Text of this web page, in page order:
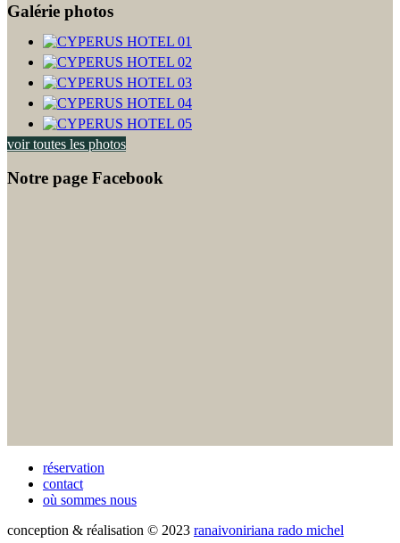
Galérie photos
voir toutes les photos
Notre page Facebook
réservation
contact
où sommes nous
conception & réalisation © 2023 ranaivoniriana rado michel